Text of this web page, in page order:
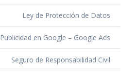
Ley de Protección de Datos
Publicidad en Google – Google Ads
Seguro de Responsabilidad Civil